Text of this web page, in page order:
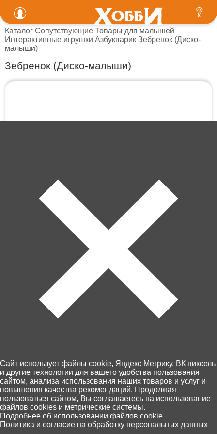
Каталог Сопутствующие Товары для малышей
Интерактивные игрушки Азбукварик Зебренок (Диско-
малыши)
Зебренок (Диско-малыши)
Забрать сегодня!
В наличии в 6 магазинах
Пункты выдачи Хоббит
Главная Каталог Корзина
0
Избранное Поиск
Cайт использует файлы cookie, Яндекс Метрику, ВК пиксель
и другие технологии для вашего удобства пользования
сайтом, анализа использования наших товаров и услуг и
повышения качества рекомендаций. Продолжая
пользоваться сайтом, Вы соглашаетесь на использование
файлов cookies и метрические системы.
Подробнее об использовании файлов cookie.
Политика и согласие на обработку персональных данных